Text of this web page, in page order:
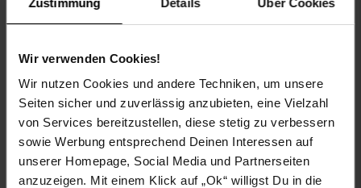
Wir verwenden Cookies!
Wir nutzen Cookies und andere Techniken, um unsere
Seiten sicher und zuverlässig anzubieten, eine Vielzahl
von Services bereitzustellen, diese stetig zu verbessern
sowie Werbung entsprechend Deinen Interessen auf
unserer Homepage, Social Media und Partnerseiten
anzuzeigen. Mit einem Klick auf „Ok“ willigst Du in die
Saison: Winter
Taschen: 3 Rückentaschen mit einer schweißdichten
Innentasche
Verschluss: Reißverschluss
productSafety Address: High Tech Campus 92 5656
AG, Eindhoven The Netherlands
productSafety Email: sbx@shimano-eu.com